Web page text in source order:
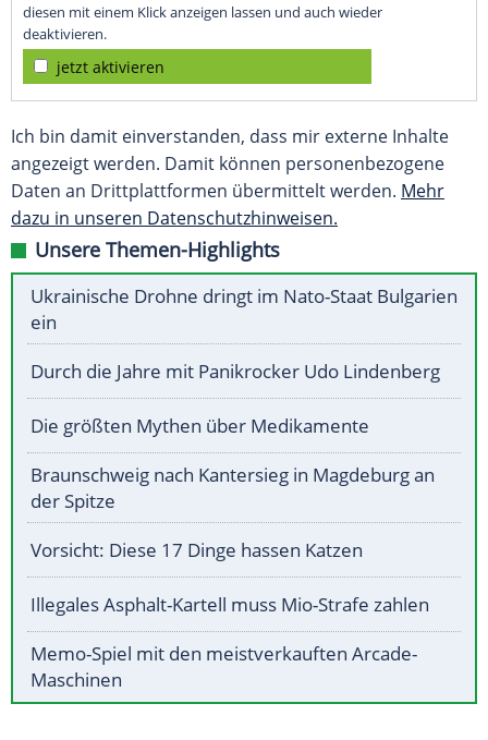
diesen mit einem Klick anzeigen lassen und auch wieder
deaktivieren.
jetzt aktivieren
Ich bin damit einverstanden, dass mir externe Inhalte
angezeigt werden. Damit können personenbezogene
Daten an Drittplattformen übermittelt werden. Mehr
dazu in unseren Datenschutzhinweisen.
Unsere Themen-Highlights
Ukrainische Drohne dringt im Nato-Staat Bulgarien
ein
Durch die Jahre mit Panikrocker Udo Lindenberg
Die größten Mythen über Medikamente
Braunschweig nach Kantersieg in Magdeburg an
der Spitze
Vorsicht: Diese 17 Dinge hassen Katzen
Illegales Asphalt-Kartell muss Mio-Strafe zahlen
Memo-Spiel mit den meistverkauften Arcade-
Maschinen